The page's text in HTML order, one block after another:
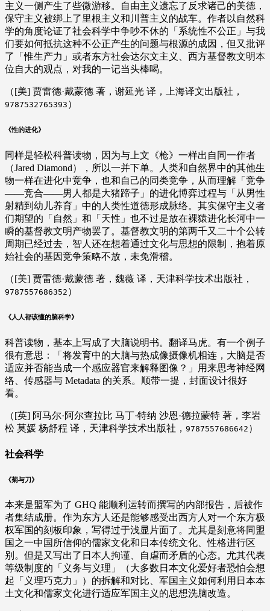
主义一侧产生了些微游移。自由主义遗忘了反求诸己的美德，
保守主义被绑上了里根主义和川普主义的战车。作者以自然科
学的角度论证了社会科学中争吵不休的「系统性不公正」与我
们要如何抵抗这种不公正产生的问题与根源的成因，但又批评
了「惟生产力」或者东方社会达尔文主义、西方基督教文明本
位自大的观点，对我的一记当头棒喝。
（[美] 贾雷德·戴蒙德 著，谢延光 译，上海译文出版社，
9787532765393 ）
《性的进化》
同样是轻松科普读物，因为与上文《枪》一样出自同一作者
（Jared Diamond），所以一并下单。人类和自然界中的其他生
物一样在进化中竞争，也和自己的同类竞争，从而理解「竞争
——竞合——男人都是大猪蹄子」的进化博弈过程与「从男性
射精到幼儿养育」中的人类性道德形成脉络。其实保守主义者
们期望的「自然」和「天性」也不过是放在裸猿进化长河中一
瞬的基督教文明产物罢了。基督教文明的第两千又二十个公转
周期已经过去，智人还在想着通过文化与思想的限制，抱着原
始社会的基因竞争策略不放，未免滑稽。
（[美] 贾雷德·戴蒙德 著，魏薇 译，天津科学技术出版社，
9787557686352 ）
《人人都该懂的脑科学》
科普读物，基本上写成了大脑说明书。翻译马虎。有一个例子
很有意思：「将发育中的大脑与热成像摄像机相连，大脑是否
适应并否能当成一个感应器官来解释图像？」用来思考神经网
络、传感器与 Metadata 的关系。顺带一提，封面设计很好
看。
（[英] 阿马尔·阿尔查拉比 马丁·特纳 沙恩·德拉蒙特 著，李岩
松 莫媛 杨舒程 译，天津科学技术出版社， 9787557686642 ）
社会科学
《菊与刀》
本来是盟军为了 GHQ 能顺利运转而撰写的内部报告，后被作
者集结成册。作为东方人还是能够感受出西方人对一个东方极
权军国的刻板印象，写得过于浅显片面了。尤其是刻意将同盟
国之一中国所信仰的儒家文化和日本传统文化、性格进行区
别。但是又写出了日本人拘谨、自虐而矛盾的心态。尤其代表
等级制度的「义务与义理」（大多数日本文化爱好者恐怕会想
起「义理巧克力」）的拆解和对比、军国主义如何利用日本本
土文化和儒家文化进行适应军国主义的思想洗脑改造。